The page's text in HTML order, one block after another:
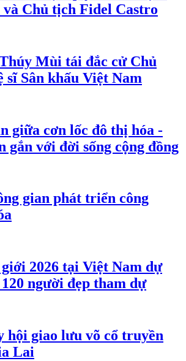
Chủ tịch Fidel Castro
Mùi tái đắc cử Chủ
sĩ Sân khấu Việt Nam
giữa cơn lốc đô thị hóa -
gắn với đời sống cộng đồng
gian phát triển công
2026 tại Việt Nam dự
người đẹp tham dự
hội giao lưu võ cổ truyền
Lai